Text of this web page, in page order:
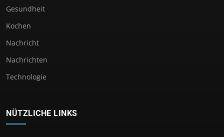
Gesundheit
Kochen
Nachricht
Nachrichten
Technologie
NÜTZLICHE LINKS